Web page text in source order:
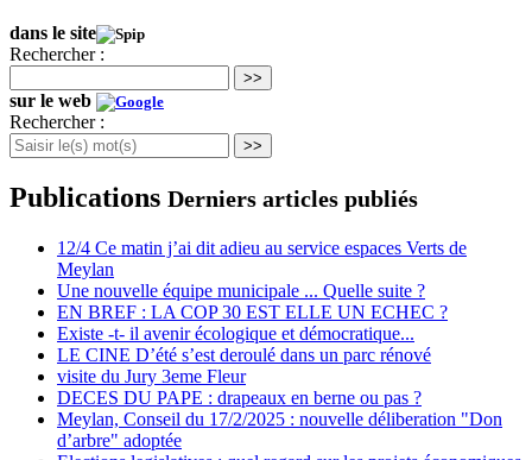
dans le site
Rechercher :
>>
sur le web
Rechercher :
>>
Publications Derniers articles publiés
12/4 Ce matin j’ai dit adieu au service espaces Verts de
Meylan
Une nouvelle équipe municipale ... Quelle suite ?
EN BREF : LA COP 30 EST ELLE UN ECHEC ?
Existe -t- il avenir écologique et démocratique...
LE CINE D’été s’est deroulé dans un parc rénové
visite du Jury 3eme Fleur
DECES DU PAPE : drapeaux en berne ou pas ?
Meylan, Conseil du 17/2/2025 : nouvelle déliberation "Don
d’arbre" adoptée